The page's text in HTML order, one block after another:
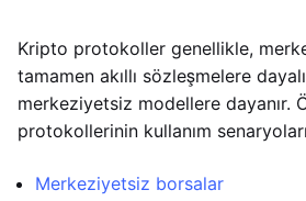
Kripto protokoller genellikle,
tamamen akıllı sözleşmelere
merkeziyetsiz modellere dayanır.
protokollerinin kullanım
Merkeziyetsiz borsalar